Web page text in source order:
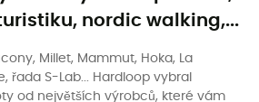
nordic walking,...
Millet, Mammut, Hoka, La
řada S-Lab... Hardloop vybral
od největších výrobců, které vám